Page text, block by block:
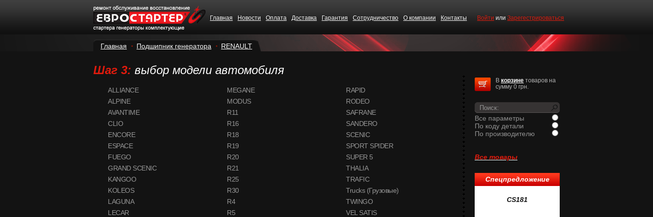
Главная Новости Оплата Доставка Гарантия Сотрудничество О компании Контакты Войти или Зарегестрироваться
Главная Подшипник генератора RENAULT
Шаг 3: выбор модели автомобиля
ALLIANCE
ALPINE
AVANTIME
CLIO
ENCORE
ESPACE
FUEGO
GRAND SCENIC
KANGOO
KOLEOS
LAGUNA
LECAR
MEGANE
MODUS
R11
R16
R18
R19
R20
R21
R25
R30
R4
R5
RAPID
RODEO
SAFRANE
SANDERO
SCENIC
SPORT SPIDER
SUPER 5
THALIA
TRAFIC
Trucks (Грузовые)
TWINGO
VEL SATIS
В корзине товаров на
сумму 0 грн.
Все параметры
По коду детали
По производителю
Все товары
Спецпредложение
CS181